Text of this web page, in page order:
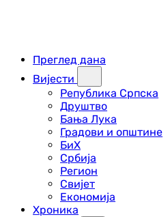
Преглед дана
Вијести
Република Српска
Друштво
Бања Лука
Градови и општине
БиХ
Србија
Регион
Свијет
Економија
Хроника